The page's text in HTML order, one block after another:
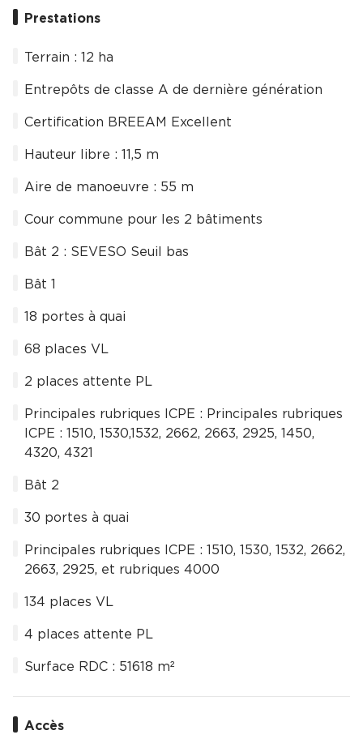
Prestations
Terrain : 12 ha
Entrepôts de classe A de dernière génération
Certification BREEAM Excellent
Hauteur libre : 11,5 m
Aire de manoeuvre : 55 m
Cour commune pour les 2 bâtiments
Bât 2 : SEVESO Seuil bas
Bât 1
18 portes à quai
68 places VL
2 places attente PL
Principales rubriques ICPE : Principales rubriques
ICPE : 1510, 1530,1532, 2662, 2663, 2925, 1450,
4320, 4321
Bât 2
30 portes à quai
Principales rubriques ICPE : 1510, 1530, 1532, 2662,
2663, 2925, et rubriques 4000
134 places VL
4 places attente PL
Surface RDC : 51618 m²
Accès